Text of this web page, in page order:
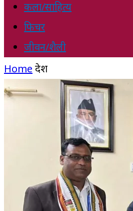
कला/साहित्य
फिचर
जीवन/शैली
Home देश